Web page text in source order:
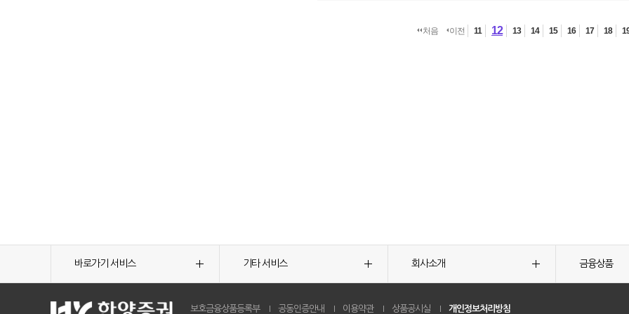
처음 이전 11 12 13 14 15 16 17 18
바로가기 서비스 기타 서비스 회사소개 금융상품
보호금융상품등록부 공동인증안내 이용약관 상품공시실 개인정보처리방침